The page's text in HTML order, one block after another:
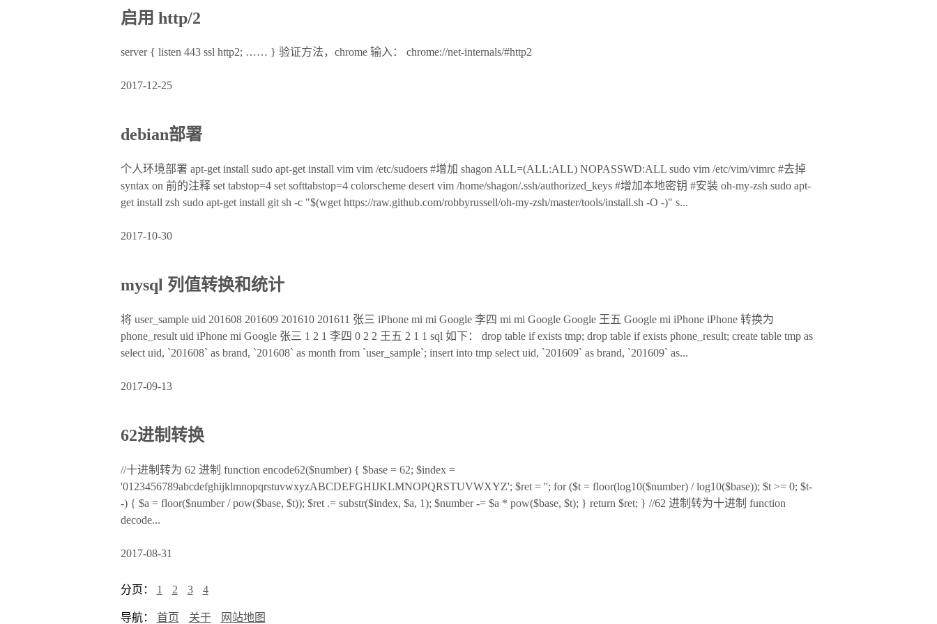
启用 http/2
server { listen 443 ssl http2; …… } 验证方法，chrome 输入： chrome://net-internals/#http2
2017-12-25
debian部署
个人环境部署 apt-get install sudo apt-get install vim vim /etc/sudoers #增加 shagon ALL=(ALL:ALL) NOPASSWD:ALL sudo vim /etc/vim/vimrc #去掉
syntax on 前的注释 set tabstop=4 set softtabstop=4 colorscheme desert vim /home/shagon/.ssh/authorized_keys #增加本地密钥 #安装 oh-my-zsh sudo apt-
get install zsh sudo apt-get install git sh -c "$(wget https://raw.github.com/robbyrussell/oh-my-zsh/master/tools/install.sh -O -)" s...
2017-10-30
mysql 列值转换和统计
将 user_sample uid 201608 201609 201610 201611 张三 iPhone mi mi Google 李四 mi mi Google Google 王五 Google mi iPhone iPhone 转换为
phone_result uid iPhone mi Google 张三 1 2 1 李四 0 2 2 王五 2 1 1 sql 如下： drop table if exists tmp; drop table if exists phone_result; create table tmp as
select uid, `201608` as brand, `201608` as month from `user_sample`; insert into tmp select uid, `201609` as brand, `201609` as...
2017-09-13
62进制转换
//十进制转为 62 进制 function encode62($number) { $base = 62; $index =
'0123456789abcdefghijklmnopqrstuvwxyzABCDEFGHIJKLMNOPQRSTUVWXYZ'; $ret = ''; for ($t = floor(log10($number) / log10($base)); $t >= 0; $t-
-) { $a = floor($number / pow($base, $t)); $ret .= substr($index, $a, 1); $number -= $a * pow($base, $t); } return $ret; } //62 进制转为十进制 function
decode...
2017-08-31
分页： 1 2 3 4
导航： 首页 关于 网站地图